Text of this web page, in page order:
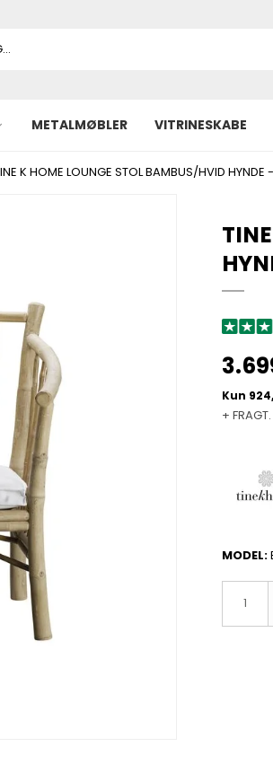
METALMØBLER VITRINESKABE
K HOME LOUNGE STOL BAMBUS/HVID HYNDE
+ FRAGT.
MODEL: